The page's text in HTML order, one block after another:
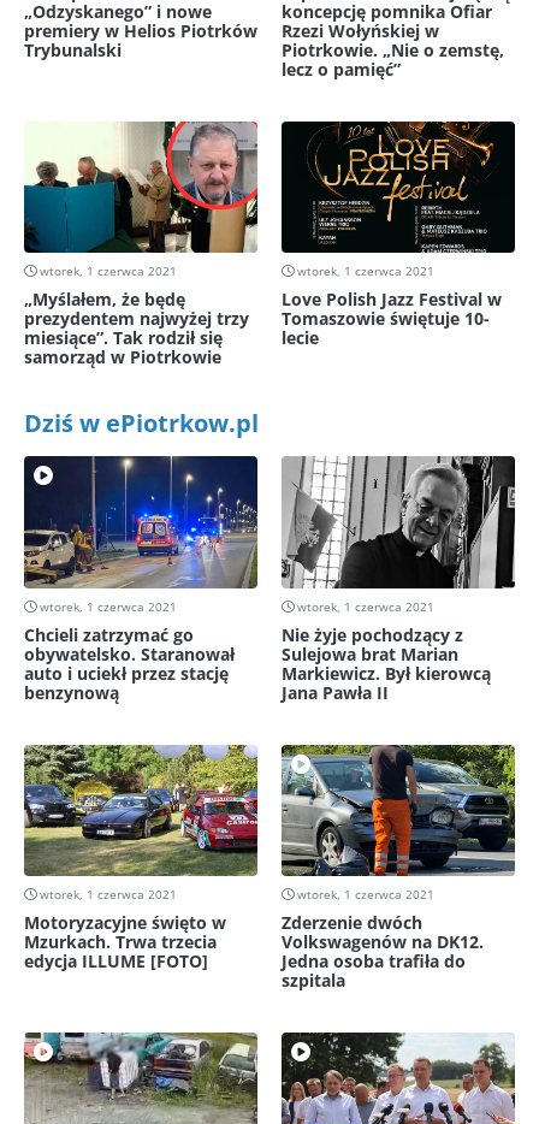
„Odzyskanego” i nowe
premiery w Helios Piotrków
Trybunalski
koncepcję pomnika Ofiar
Rzezi Wołyńskiej w
Piotrkowie. „Nie o zemstę,
lecz o pamięć”
wtorek, 1 czerwca 2021
„Myślałem, że będę
prezydentem najwyżej trzy
miesiące”. Tak rodził się
samorząd w Piotrkowie
wtorek, 1 czerwca 2021
Love Polish Jazz Festival w
Tomaszowie świętuje 10-
lecie
Dziś w ePiotrkow.pl
wtorek, 1 czerwca 2021
Chcieli zatrzymać go
obywatelsko. Staranował
auto i uciekł przez stację
benzynową
wtorek, 1 czerwca 2021
Nie żyje pochodzący z
Sulejowa brat Marian
Markiewicz. Był kierowcą
Jana Pawła II
wtorek, 1 czerwca 2021
Motoryzacyjne święto w
Mzurkach. Trwa trzecia
edycja ILLUME [FOTO]
wtorek, 1 czerwca 2021
Zderzenie dwóch
Volkswagenów na DK12.
Jedna osoba trafiła do
szpitala